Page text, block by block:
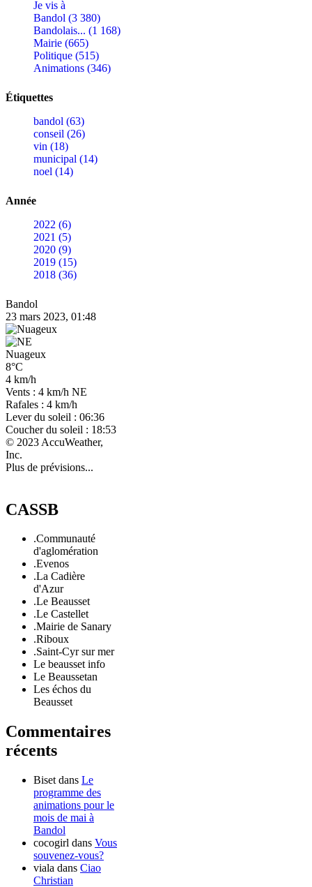
Je vis à
Bandol (3 380)
Bandolais... (1 168)
Mairie (665)
Politique (515)
Animations (346)
Étiquettes
bandol (63)
conseil (26)
vin (18)
municipal (14)
noel (14)
Année
2022 (6)
2021 (5)
2020 (9)
2019 (15)
2018 (36)
Bandol
23 mars 2023, 01:48
Nuageux
8°C
4 km/h
Vents : 4 km/h NE
Rafales : 4 km/h
Lever du soleil : 06:36
Coucher du soleil : 18:53
© 2023 AccuWeather,
Inc.
Plus de prévisions...
CASSB
.Communauté
d'aglomération
.Evenos
.La Cadière
d'Azur
.Le Beausset
.Le Castellet
.Mairie de Sanary
.Riboux
.Saint-Cyr sur mer
Le beausset info
Le Beaussetan
Les échos du
Beausset
Commentaires
récents
Biset dans Le
programme des
animations pour le
mois de mai à
Bandol
cocogirl dans Vous
souvenez-vous?
viala dans Ciao
Christian